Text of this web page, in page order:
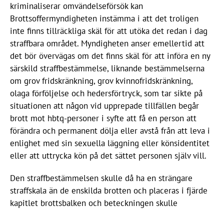
kriminaliserar omvändelseförsök kan
Brottsoffermyndigheten instämma i att det troligen
inte finns tillräckliga skäl för att utöka det redan i dag
straffbara området. Myndigheten anser emellertid att
det bör övervägas om det finns skäl för att införa en ny
särskild straffbestämmelse, liknande bestämmelserna
om grov fridskränkning, grov kvinnofridskränkning,
olaga förföljelse och hedersförtryck, som tar sikte på
situationen att någon vid upprepade tillfällen begår
brott mot hbtq-personer i syfte att få en person att
förändra och permanent dölja eller avstå från att leva i
enlighet med sin sexuella läggning eller könsidentitet
eller att uttrycka kön på det sättet personen själv vill.
Den straffbestämmelsen skulle då ha en strängare
straffskala än de enskilda brotten och placeras i fjärde
kapitlet brottsbalken och beteckningen skulle